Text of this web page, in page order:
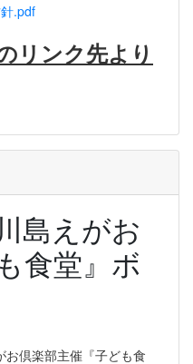
.pdf
リンク先より
島えがお
食堂』ボ
倶楽部主催『子ども食